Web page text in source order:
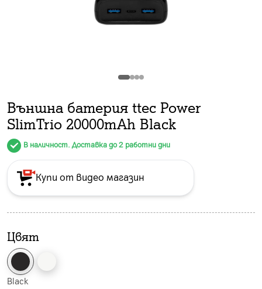
Външна батерия ttec Power
SlimTrio 20000mAh Black
В наличност. Доставка до 2 работни дни
Купи от видео магазин
Цвят
Black